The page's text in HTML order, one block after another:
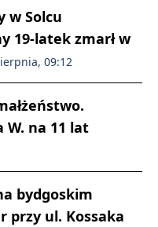
w Solcu
19-latek zmarł w
09:12
W. na 11 lat
bydgoskim
przy ul. Kossaka